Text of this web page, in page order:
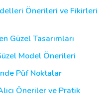
Önerileri ve Fikirleri
Güzel Tasarımları
Model Önerileri
Püf Noktalar
Öneriler ve Pratik